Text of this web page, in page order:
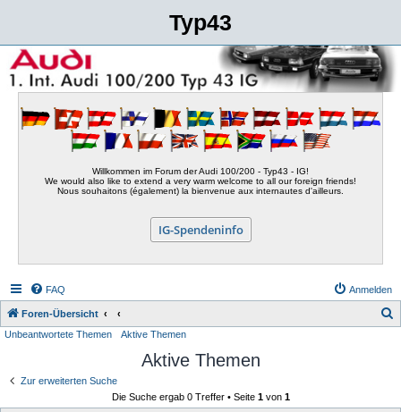
Typ43
Willkommen im Forum der Audi 100/200 - Typ43 - IG!
We would also like to extend a very warm welcome to all our foreign friends!
Nous souhaitons (également) la bienvenue aux internautes d'ailleurs.
IG-Spendeninfo
FAQ Anmelden
Foren-Übersicht
Unbeantwortete Themen Aktive Themen
Aktive Themen
Zur erweiterten Suche
Die Suche ergab 0 Treffer • Seite 1von 1